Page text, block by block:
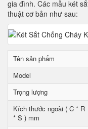
gia đình. Các mẫu két
thuật cơ bản như sau:
Tên sản phẩm
Model
Trọng lượng
Kích thước ngoài ( C * R
* S ) mm